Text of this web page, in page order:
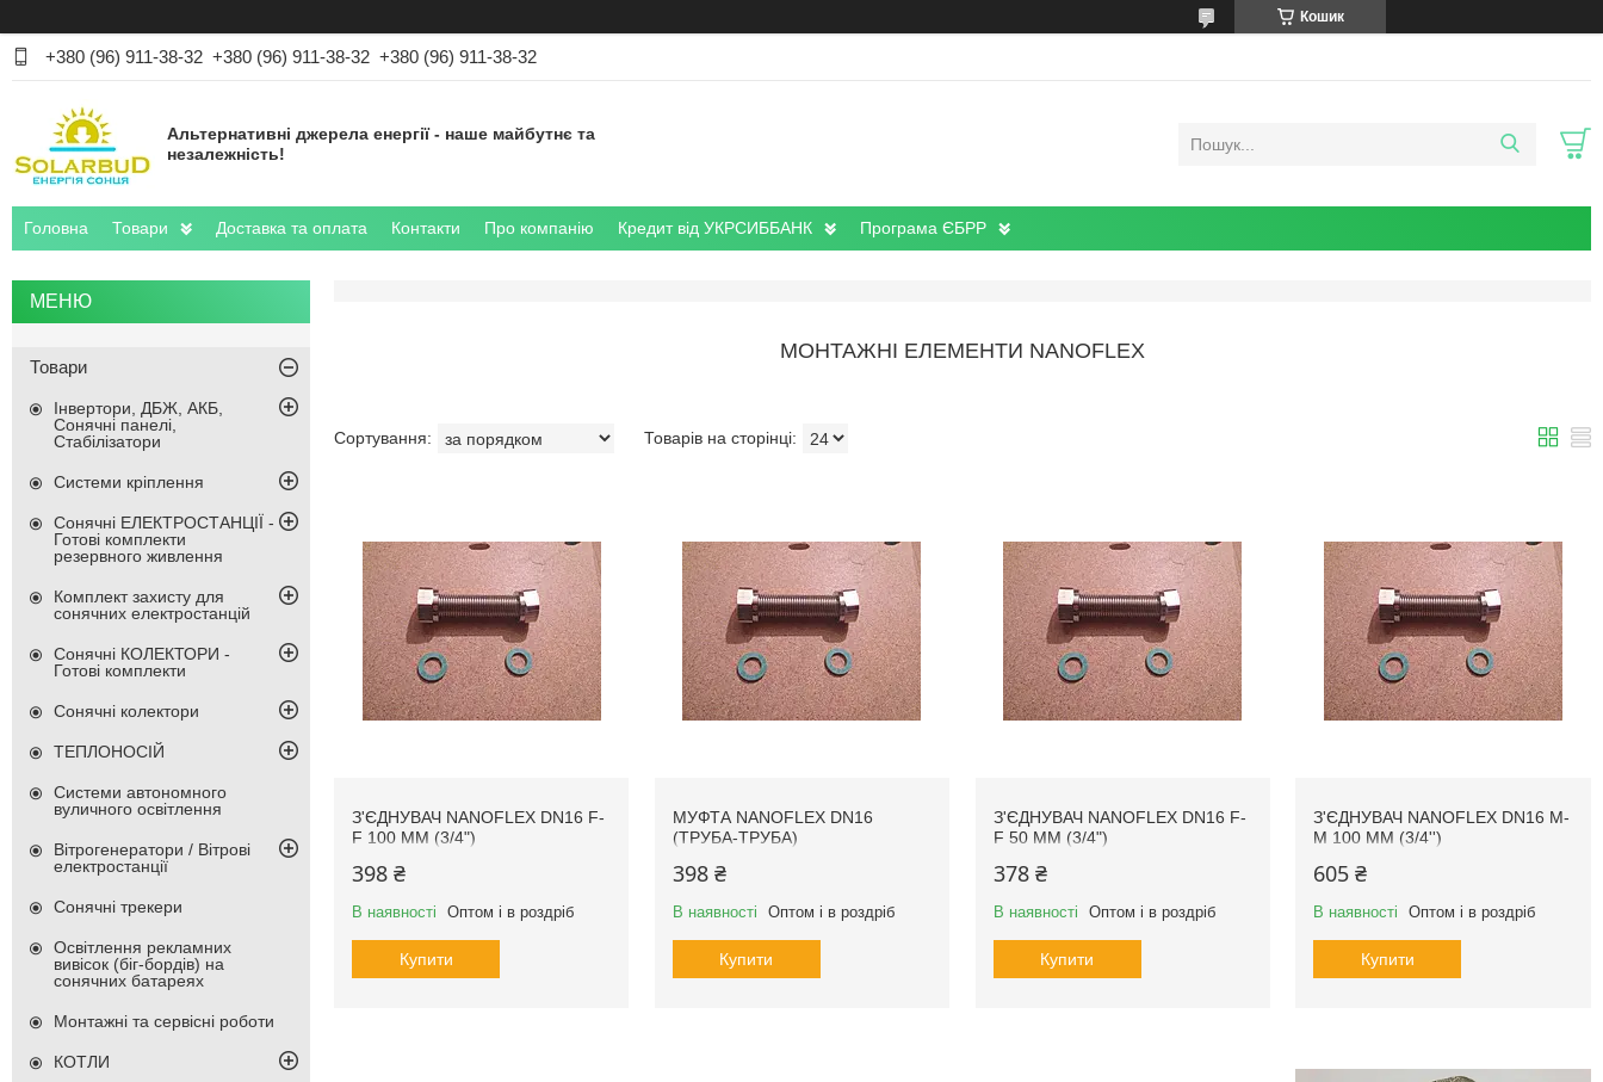
Кошик
+380 (96) 911-38-32 +380 (96) 911-38-32 +380 (96) 911-38-32
Альтернативні джерела енергії - наше майбутнє та
незалежність!
Головна Товари Доставка та оплата Контакти Про компанію Кредит від УКРСИББАНК Програма ЄБРР
МОНТАЖНІ ЕЛЕМЕНТИ NANOFLEX
З'ЄДНУВАЧ NANOFLEX DN16 F-
F 100 MM (3/4")
398 ₴
В наявності Оптом і в роздріб
Купити
МУФТА NANOFLEX DN16
(ТРУБА-ТРУБА)
398 ₴
В наявності Оптом і в роздріб
Купити
З'ЄДНУВАЧ NANOFLEX DN16 F-
F 50 MM (3/4")
378 ₴
В наявності Оптом і в роздріб
Купити
З'ЄДНУВАЧ NANOFLEX DN16 М-
М 100 MM (3/4'')
605 ₴
В наявності Оптом і в роздріб
Купити
Товари
Інвертори, ДБЖ, АКБ,
Сонячні панелі,
Стабілізатори
Системи кріплення
Сонячні ЕЛЕКТРОСТАНЦІЇ -
Готові комплекти
резервного живлення
Комплект захисту для
сонячних електростанцій
Сонячні КОЛЕКТОРИ -
Готові комплекти
Сонячні колектори
ТЕПЛОНОСІЙ
Системи автономного
вуличного освітлення
Вітрогенератори / Вітрові
електростанції
Сонячні трекери
Освітлення рекламних
вивісок (біг-бордів) на
сонячних батареях
Монтажні та сервісні роботи
КОТЛИ